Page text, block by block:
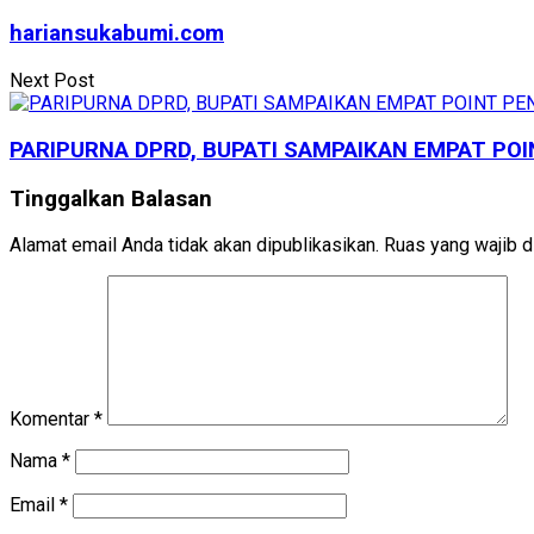
hariansukabumi.com
Next Post
PARIPURNA DPRD, BUPATI SAMPAIKAN EMPAT
Tinggalkan Balasan
Alamat email Anda tidak akan dipublikasikan. Ruas yang wajib
Komentar *
Nama *
Email *